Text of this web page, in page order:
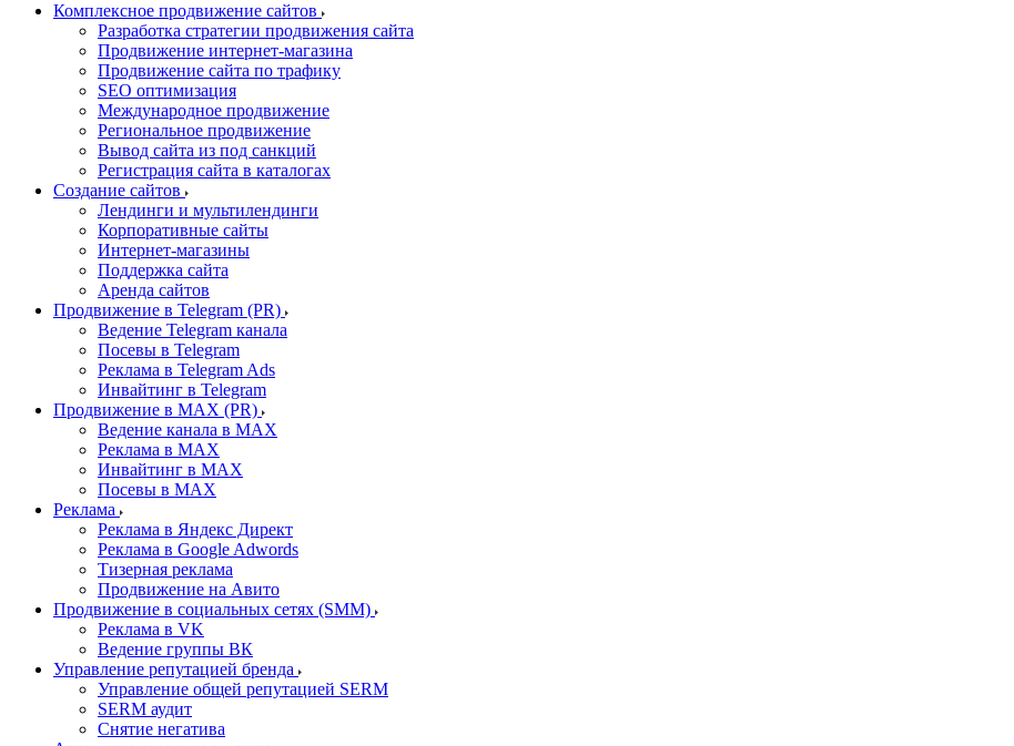
Комплексное продвижение сайтов
Разработка стратегии продвижения сайта
Продвижение интернет-магазина
Продвижение сайта по трафику
SEO оптимизация
Международное продвижение
Региональное продвижение
Вывод сайта из под санкций
Регистрация сайта в каталогах
Создание сайтов
Лендинги и мультилендинги
Корпоративные сайты
Интернет-магазины
Поддержка сайта
Аренда сайтов
Продвижение в Telegram (PR)
Ведение Telegram канала
Посевы в Telegram
Реклама в Telegram Ads
Инвайтинг в Telegram
Продвижение в MAX (PR)
Ведение канала в MAX
Реклама в MAX
Инвайтинг в MAX
Посевы в MAX
Реклама
Реклама в Яндекс Директ
Реклама в Google Adwords
Тизерная реклама
Продвижение на Авито
Продвижение в социальных сетях (SMM)
Реклама в VK
Ведение группы ВК
Управление репутацией бренда
Управление общей репутацией SERM
SERM аудит
Снятие негатива